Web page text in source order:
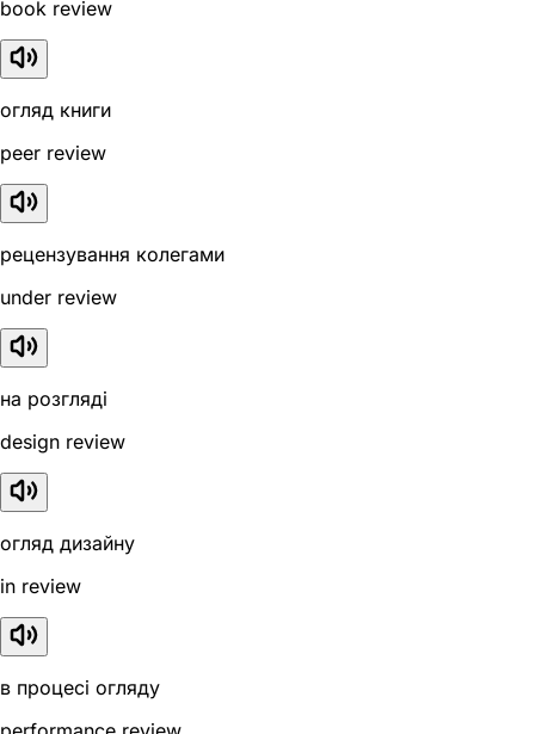
book review
огляд книги
peer review
рецензування колегами
under review
на розгляді
design review
огляд дизайну
in review
в процесі огляду